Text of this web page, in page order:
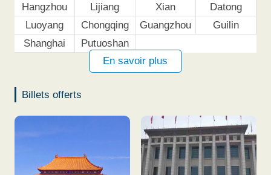
Hangzhou
Lijiang Xian
Datong
Luoyang
Chongqing Guangzhou
Guilin
Shanghai
Putuoshan
En savoir plus
Billets offerts